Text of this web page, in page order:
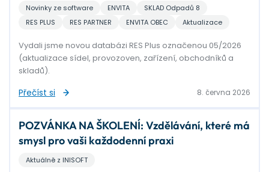
Novinky ze software ENVITA
SKLAD Odpadů 8
RES PLUS
RES PARTNER ENVITA OBEC Aktualizace
Vydali jsme novou databázi RES Plus označenou 05/2026
(aktualizace sídel, provozoven, zařízení, obchodníků a
skladů).
Přečíst si 8. června 2026
POZVÁNKA NA ŠKOLENÍ: Vzdělávání, které má
smysl pro vaši každodenní praxi
Aktuálně z INISOFT